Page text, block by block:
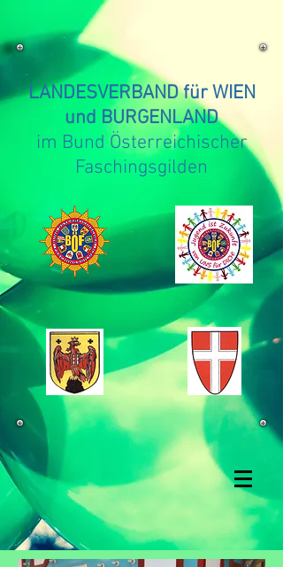
LANDESVERBAND für WIEN
und BURGENLAND
im Bund Österreichischer
Faschingsgilden